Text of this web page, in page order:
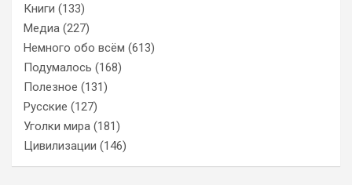
Книги (133)
Медиа (227)
Немного обо всём (613)
Подумалось (168)
Полезное (131)
Русские (127)
Уголки мира (181)
Цивилизации (146)